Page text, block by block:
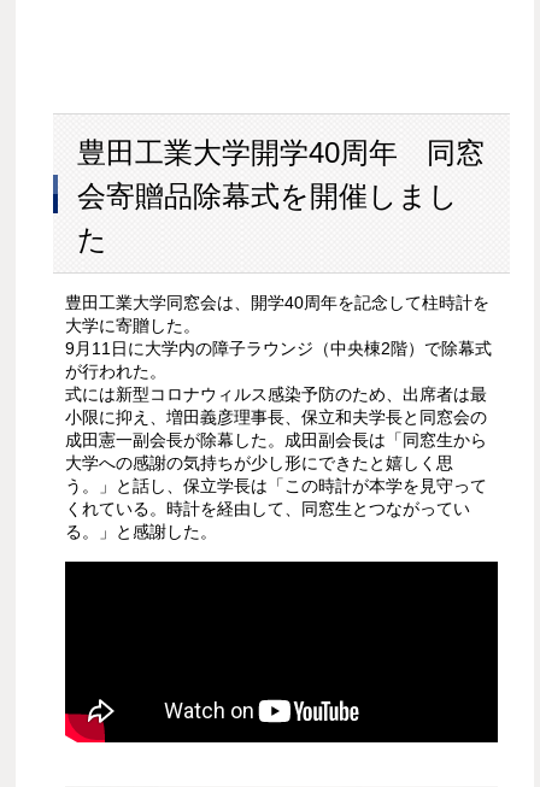
豊田工業大学開学40周年 同窓
会寄贈品除幕式を開催しまし
た
豊田工業大学同窓会は、開学40周年を記念して柱時計を
大学に寄贈した。
9月11日に大学内の障子ラウンジ（中央棟2階）で除幕式
が行われた。
式には新型コロナウィルス感染予防のため、出席者は最
小限に抑え、増田義彦理事長、保立和夫学長と同窓会の
成田憲一副会長が除幕した。成田副会長は「同窓生から
大学への感謝の気持ちが少し形にできたと嬉しく思
う。」と話し、保立学長は「この時計が本学を見守って
くれている。時計を経由して、同窓生とつながってい
る。」と感謝した。